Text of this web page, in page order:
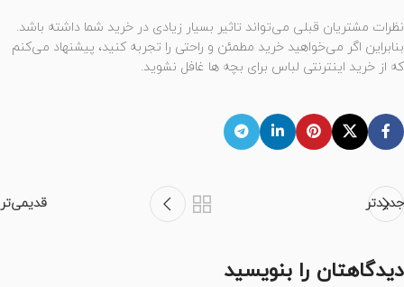
نظرات مشتریان قبلی می‌تواند تاثیر بسیار زیادی در خرید شما داشته باشد.
بنابراین اگر می‌خواهید خرید مطمئن و راحتی را تجربه کنید، پیشنهاد می‌کنم
که از خرید اینترنتی لباس برای بچه ها غافل نشوید.
جدیدتر قدیمی‌تر
دیدگاهتان را بنویسید